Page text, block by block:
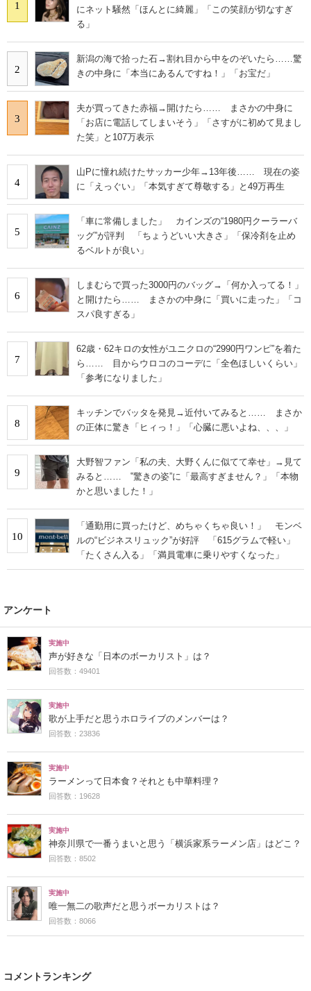
1
にネット騒然「ほんとに綺麗」「この笑顔が切なすぎ
る」
2
新潟の海で拾った石→割れ目から中をのぞいたら……驚
きの中身に「本当にあるんですね！」「お宝だ」
3
夫が買ってきた赤福→開けたら…… まさかの中身に
「お店に電話してしまいそう」「さすがに初めて見まし
た笑」と107万表示
4
山Pに憧れ続けたサッカー少年→13年後…… 現在の姿
に「えっぐい」「本気すぎて尊敬する」と49万再生
5
「車に常備しました」 カインズの“1980円クーラーバ
ッグ”が評判 「ちょうどいい大きさ」「保冷剤を止め
るベルトが良い」
6
しまむらで買った3000円のバッグ→「何か入ってる！」
と開けたら…… まさかの中身に「買いに走った」「コ
スパ良すぎる」
7
62歳・62キロの女性がユニクロの“2990円ワンピ”を着た
ら…… 目からウロコのコーデに「全色ほしいくらい」
「参考になりました」
8
キッチンでバッタを発見→近付いてみると…… まさか
の正体に驚き「ヒィっ！」「心臓に悪いよね、、、」
9
大野智ファン「私の夫、大野くんに似てて幸せ」→見て
みると…… ‟驚きの姿”に「最高すぎません？」「本物
かと思いました！」
10
「通勤用に買ったけど、めちゃくちゃ良い！」 モンベ
ルの“ビジネスリュック”が好評 「615グラムで軽い」
「たくさん入る」「満員電車に乗りやすくなった」
アンケート
実施中
声が好きな「日本のボーカリスト」は？
回答数：49401
実施中
歌が上手だと思うホロライブのメンバーは？
回答数：23836
実施中
ラーメンって日本食？それとも中華料理？
回答数：19628
実施中
神奈川県で一番うまいと思う「横浜家系ラーメン店」はどこ？
回答数：8502
実施中
唯一無二の歌声だと思うボーカリストは？
回答数：8066
コメントランキング